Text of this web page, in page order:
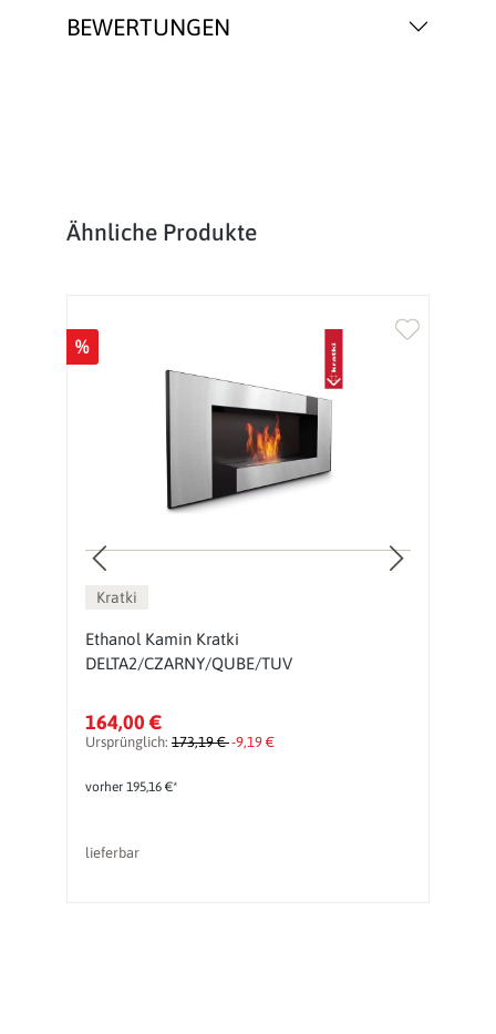
BEWERTUNGEN
Produktgalerie überspringen
Ähnliche Produkte
%
Kratki
Ethanol Kamin Kratki
DELTA2/CZARNY/QUBE/TUV
164,00 €
Ursprünglich: 173,19 €-9,19 €
vorher 195,16 €*
lieferbar